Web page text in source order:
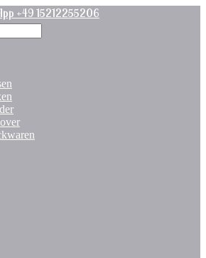
+49 15212255206